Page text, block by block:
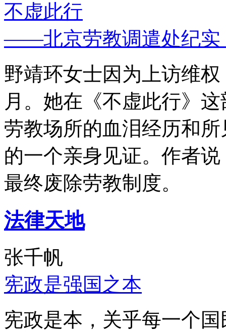
不虚此行
——北京劳教调遣处纪实
野靖环女士因为上访维
月。她在《不虚此行》
劳教场所的血泪经历和
的一个亲身见证。作者
最终废除劳教制度。
法律天地
张千帆
宪政是强国之本
宪政是本，关乎每一个